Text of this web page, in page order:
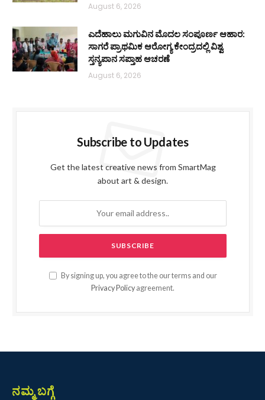
August 6, 2026
ಎದೆಹಾಲು ಮಗುವಿನ ಮೊದಲ ಸಂಪೂರ್ಣ ಆಹಾರ:
ಸಾಗರೆ ಪ್ರಾಥಮಿಕ ಆರೋಗ್ಯ ಕೇಂದ್ರದಲ್ಲಿ ವಿಶ್ವ
ಸ್ತನ್ಯಪಾನ ಸಪ್ತಾಹ ಆಚರಣೆ
August 6, 2026
Subscribe to Updates
Get the latest creative news from SmartMag
about art & design.
By signing up, you agree to the our terms and our
Privacy Policy agreement.
ನಮ್ಮ ಬಗ್ಗೆ